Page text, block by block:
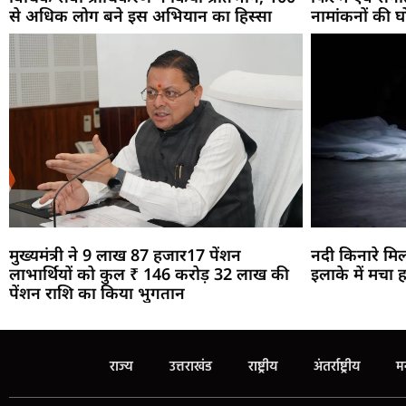
से अधिक लोग बने इस अभियान का हिस्सा
नामांकनों की
मुख्यमंत्री ने 9 लाख 87 हजार17 पेंशन
लाभार्थियों को कुल ₹ 146 करोड़ 32 लाख की
पेंशन राशि का किया भुगतान
नदी किनारे
इलाके में मचा
राज्य उत्तराखंड राष्ट्रीय अंतर्राष्ट्रीय